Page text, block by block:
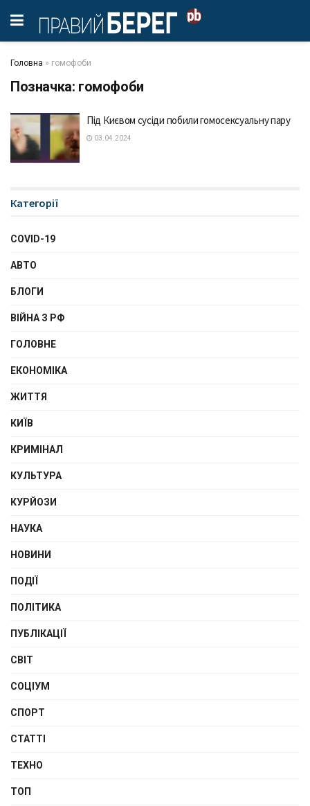
Головна » гомофоби
Позначка: гомофоби
Під Києвом сусіди побили гомосексуальну пару
03.04.2024
Категорії
COVID-19
АВТО
БЛОГИ
ВІЙНА З РФ
ГОЛОВНЕ
ЕКОНОМІКА
ЖИТТЯ
КИЇВ
КРИМІНАЛ
КУЛЬТУРА
КУРЙОЗИ
НАУКА
НОВИНИ
ПОДІЇ
ПОЛІТИКА
ПУБЛІКАЦІЇ
СВІТ
СОЦІУМ
СПОРТ
СТАТТІ
ТЕХНО
ТОП